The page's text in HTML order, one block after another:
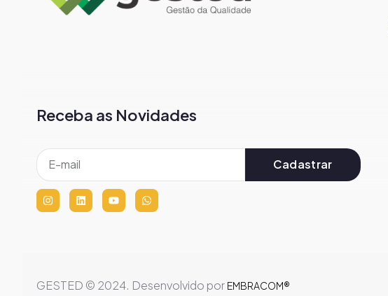
Receba as Novidades
Cadastrar
GESTED © 2024. Desenvolvido por EMBRACOM®